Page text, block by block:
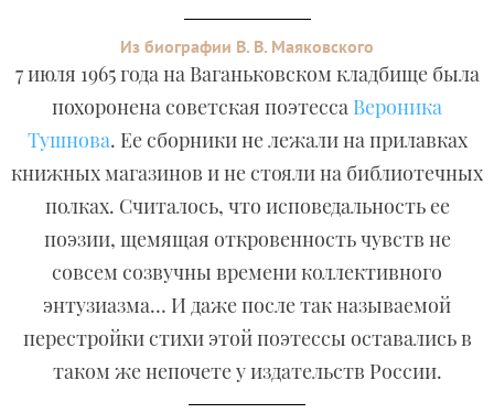
Из биографии В. В. Маяковского
7 июля 1965 года на Ваганьковском кладбище была
похоронена советская поэтесса Вероника
Тушнова. Ее сборники не лежали на прилавках
книжных магазинов и не стояли на библиотечных
полках. Считалось, что исповедальность ее
поэзии, щемящая откровенность чувств не
совсем созвучны времени коллективного
энтузиазма… И даже после так называемой
перестройки стихи этой поэтессы оставались в
таком же непочете у издательств России.